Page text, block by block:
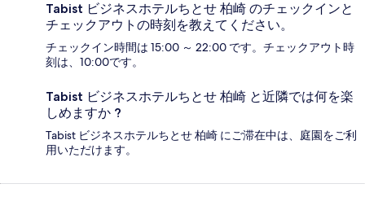
Tabist ビジネスホテルちとせ 柏崎 のチェックインと
チェックアウトの時刻を教えてください。
チェックイン時間は 15:00 ～ 22:00 です。チェックアウト時
刻は、10:00です。
Tabist ビジネスホテルちとせ 柏崎 と近隣では何を楽
しめますか ?
Tabist ビジネスホテルちとせ 柏崎 にご滞在中は、庭園をご利
用いただけます。